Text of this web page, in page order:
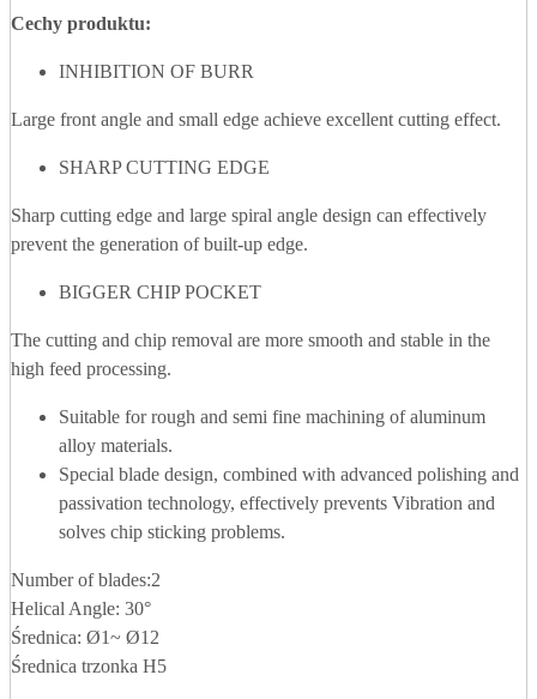
Cechy produktu:
INHIBITION OF BURR
Large front angle and small edge achieve excellent cutting effect.
SHARP CUTTING EDGE
Sharp cutting edge and large spiral angle design can effectively
prevent the generation of built-up edge.
BIGGER CHIP POCKET
The cutting and chip removal are more smooth and stable in the
high feed processing.
Suitable for rough and semi fine machining of aluminum
alloy materials.
Special blade design, combined with advanced polishing and
passivation technology, effectively prevents Vibration and
solves chip sticking problems.
Number of blades:2
Helical Angle: 30°
Średnica: Ø1~ Ø12
Średnica trzonka H5